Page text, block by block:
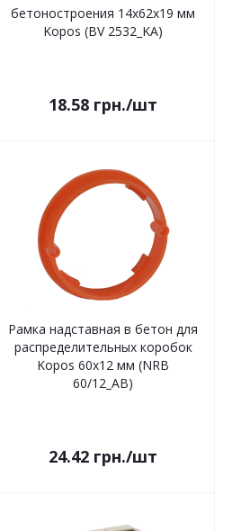
бетоностроения 14х62х19 мм
Kopos (BV 2532_KA)
18.58 грн./шт
Рамка надставная в бетон для
распределительных коробок
Kopos 60х12 мм (NRB
60/12_AB)
24.42 грн./шт